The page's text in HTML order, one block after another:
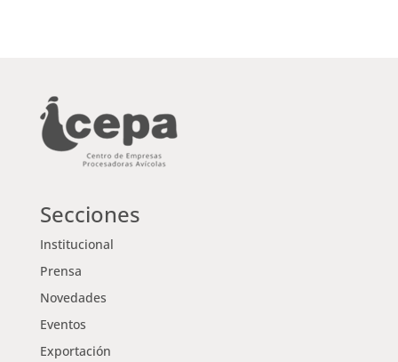
Secciones
Institucional
Prensa
Novedades
Eventos
Exportación